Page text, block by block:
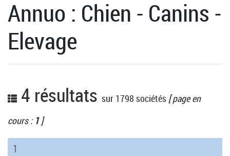
Annuo : Chien - Canins -
Elevage
4 résultats sur 1798 sociétés [ page en
cours : 1]
1